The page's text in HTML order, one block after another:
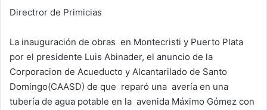
Directror de Primicias
La inauguración de obras en Montecristi y Puerto Plata
por el presidente Luis Abinader, el anuncio de la
Corporacion de Acueducto y Alcantarilado de Santo
Domingo(CAASD) de que reparó una avería en una
tubería de agua potable en la avenida Máximo Gómez con